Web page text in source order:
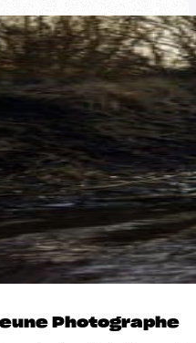
Photographe